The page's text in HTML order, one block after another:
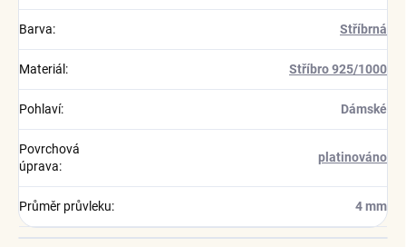
Barva: Stříbrná
Materiál : Stříbro 925/1000
Pohlaví: Dámské
Povrchová
úprava:
platinováno
Průměr průvleku: 4 mm